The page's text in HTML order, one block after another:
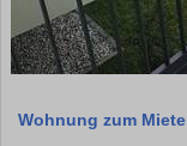
Wohnung zum